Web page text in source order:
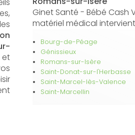
et
Ginet Santé - Bébé Cash
matériel médical
Bourg-de-Péage
Génissieux
Romans-sur-Isère
Saint-Donat-sur-l'Herbasse
Saint-Marcel-lès-Valence
Saint-Marcellin